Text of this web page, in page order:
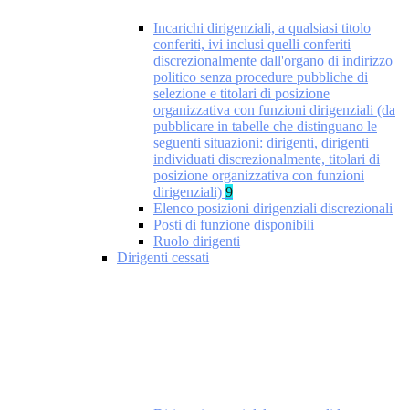
Incarichi dirigenziali, a qualsiasi titolo
conferiti, ivi inclusi quelli conferiti
discrezionalmente dall'organo di indirizzo
politico senza procedure pubbliche di
selezione e titolari di posizione
organizzativa con funzioni dirigenziali (da
pubblicare in tabelle che distinguano le
seguenti situazioni: dirigenti, dirigenti
individuati discrezionalmente, titolari di
posizione organizzativa con funzioni
dirigenziali) 9
Elenco posizioni dirigenziali discrezionali
Posti di funzione disponibili
Ruolo dirigenti
Dirigenti cessati